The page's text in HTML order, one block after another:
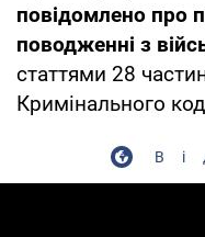
повідомлено про
поводженні з
статтями 28
Кримінального